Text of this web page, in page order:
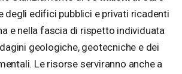
degli edifici pubblici e privati ricadenti
e nella fascia di rispetto individuata
geologiche, geotecniche e dei
Le risorse serviranno anche a